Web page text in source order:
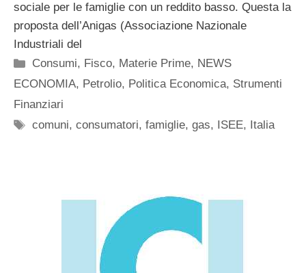
sociale per le famiglie con un reddito basso. Questa la
proposta dell’Anigas (Associazione Nazionale
Industriali del
Categorie
Consumi, Fisco, Materie Prime, NEWS
ECONOMIA, Petrolio, Politica Economica, Strumenti
Finanziari
Tag
comuni,consumatori,famiglie,gas, ISEE, Italia